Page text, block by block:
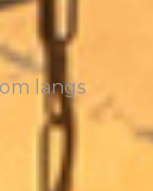
langs